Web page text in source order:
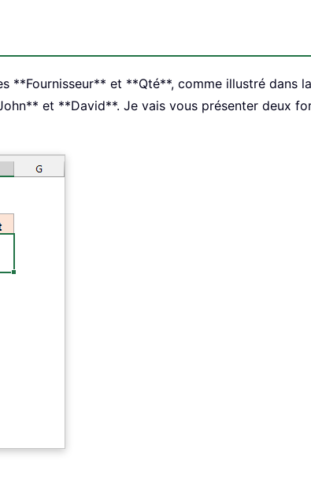
**Fournisseur** et **Qté**, comme illustré dans
et **David**. Je vais vous présenter deux